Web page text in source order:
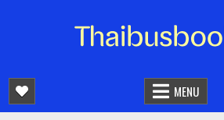
จองตั๋วรถออนไลน์ 24 ชั่วโมง
MENU